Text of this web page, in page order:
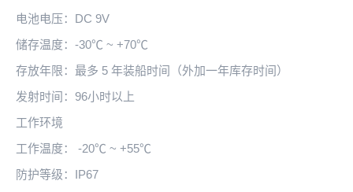
电池电压：DC 9V
储存温度：-30℃ ~ +70℃
存放年限：最多 5 年装船时间（外加一年库存时间）
发射时间：96小时以上
工作环境
工作温度： -20℃ ~ +55℃
防护等级：IP67